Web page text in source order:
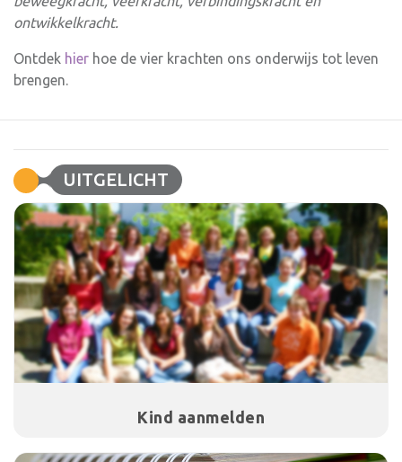
ontwikkelkracht.
Ontdek hier hoe de vier krachten ons onderwijs tot leven
brengen.
UITGELICHT
Kind aanmelden